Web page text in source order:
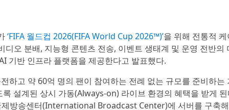
‘FIFA 월드컵 2026(FIFA World Cup 2026™)’을 위해 전통적
오 분배, 지능형 콘텐츠 전송, 이벤트 생태계 및 운영 전반의
기반 인프라 플랫폼을 제공한다고 발표했다.
하고 약 60억 명의 팬이 참여하는 전례 없는 규모를 준비하는
설계된 상시 가동(Always-on) 라이브 환경의 혜택을 받게 된
방송센터(International Broadcast Center)에 서버를 구축